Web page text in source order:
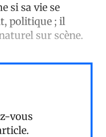
si sa vie se
politique ; il
sur scène.
vous